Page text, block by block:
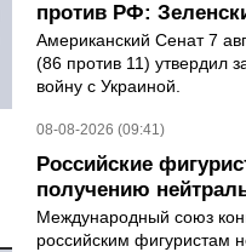
против РФ:
Американский Сенат 7
(86 против 11) утвердил
войну с Украиной.
08-08-2026 (09:41)
Российские
получению
Международный союз
российским фигуристам